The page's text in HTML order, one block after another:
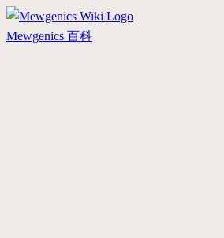
Mewgenics 百科